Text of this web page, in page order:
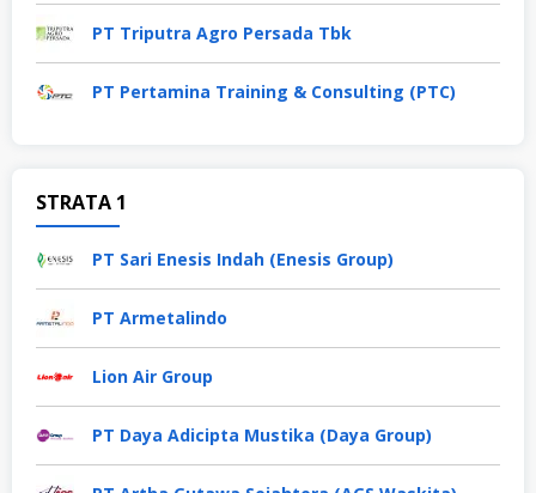
PT Triputra Agro Persada Tbk
PT Pertamina Training & Consulting (PTC)
STRATA 1
PT Sari Enesis Indah (Enesis Group)
PT Armetalindo
Lion Air Group
PT Daya Adicipta Mustika (Daya Group)